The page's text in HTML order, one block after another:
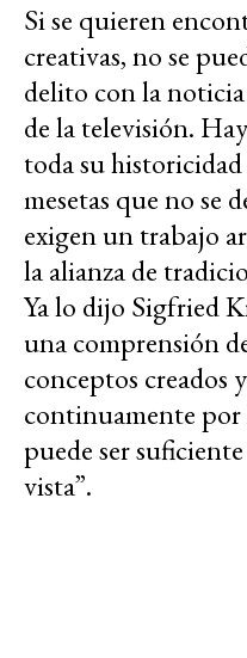
Si se quieren
creativas, no se
delito con la
de la televisión.
toda su
mesetas que no se
exigen un trabajo
la alianza de
Ya lo dijo Sigfried
una comprensión
conceptos creados
continuamente por
puede ser
vista”.